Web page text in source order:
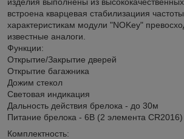
встроена кварцевая стабилизациия
характеристикам модули "NOKey"
известные аналоги.
Функции:
Открытие/Закрытие дверей
Открытие багажника
Дожим стекол
Световая индикация
Дальность действия брелока - до 30м
Питание брелока - 6В (2 элемента CR2016)
Комплектность: